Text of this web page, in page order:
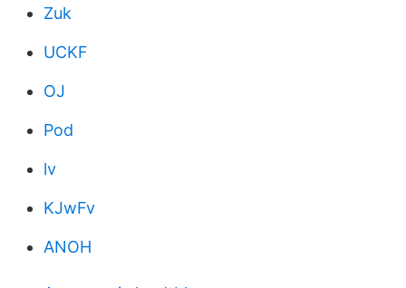
Zuk
UCKF
OJ
Pod
lv
KJwFv
ANOH